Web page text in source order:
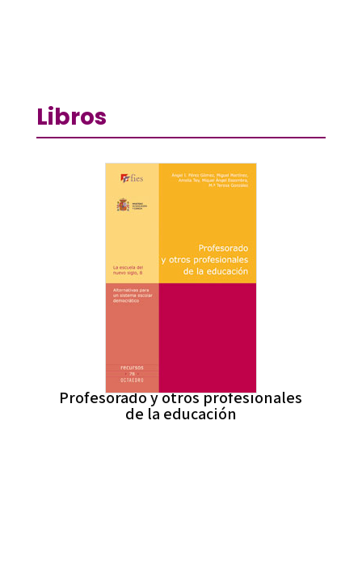
Libros
Profesorado y otros profesionales
de la educación